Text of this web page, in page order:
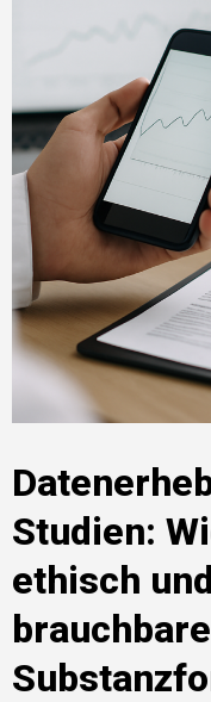
Studien:
ethisch